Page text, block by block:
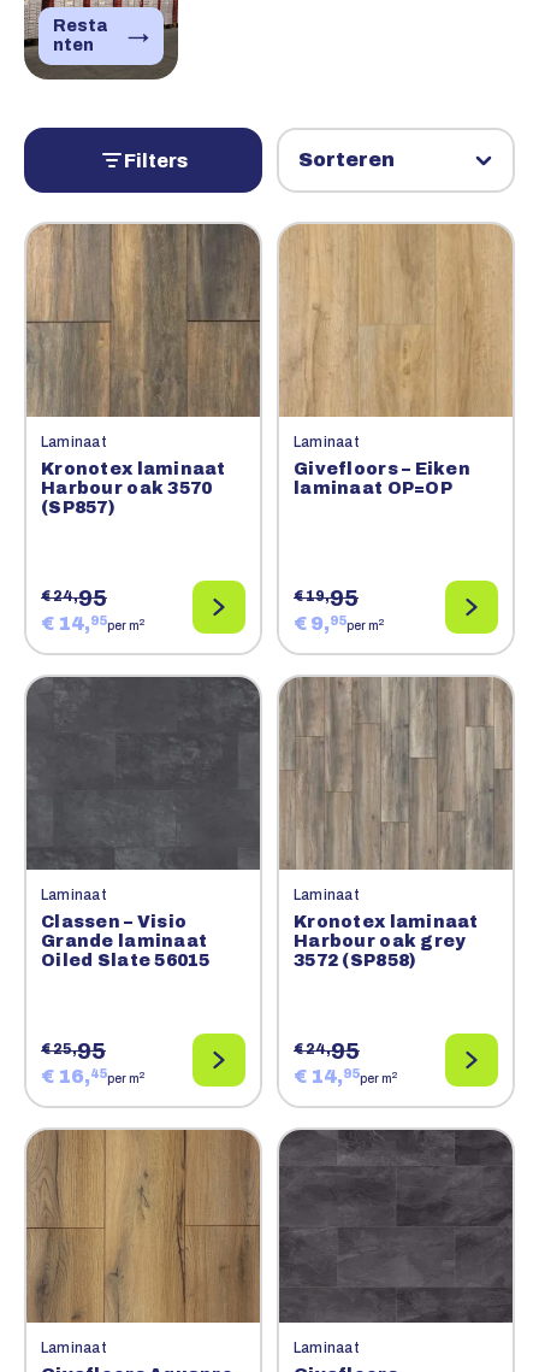
Resta
nten
→
Filters
Laminaat
Kronotex laminaat
Harbour oak 3570
(SP857)
€ 24,95
€ 14,95per m2
Laminaat
Givefloors – Eiken
laminaat OP=OP
€ 19,95
€ 9,95per m2
Laminaat
Classen – Visio
Grande laminaat
Oiled Slate 56015
€ 25,95
€ 16,45per m2
Laminaat
Kronotex laminaat
Harbour oak grey
3572 (SP858)
€ 24,95
€ 14,95per m2
Laminaat Laminaat